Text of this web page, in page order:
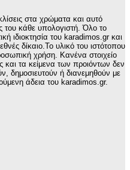
στα χρώματα και αυτό
του κάθε υπολογιστή. Όλο το
ιδιοκτησία του karadimos.gr και
δίκαιο.Το υλικό του ιστότοπου
χρήση. Κανένα στοιχείο
και τα κείμενα των προιόντων δεν
δημοσιευτούν ή διανεμηθούν με
άδεια του karadimos.gr.